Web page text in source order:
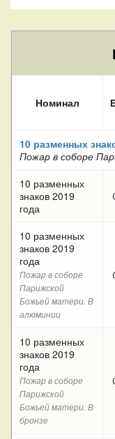
Номинал
10 разменных
Пожар в соборе
10 разменных
знаков 2019
года
10 разменных
знаков 2019
года
Пожар в соборе
Парижской
Божьей матери. В
алюминии
10 разменных
знаков 2019
года
Пожар в соборе
Парижской
Божьей матери. В
бронзе